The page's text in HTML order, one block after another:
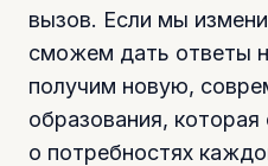
вызов. Если мы
сможем дать ответы
получим новую,
образования,
о потребностях